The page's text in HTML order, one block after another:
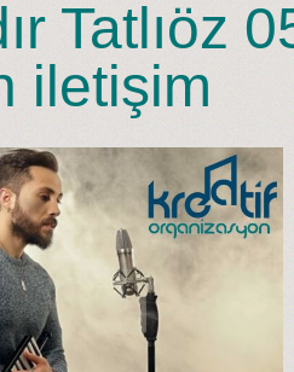
Tatlıöz
iletişim